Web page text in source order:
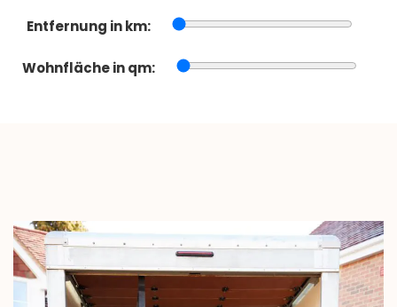
Entfernung in km:
Wohnfläche in qm: